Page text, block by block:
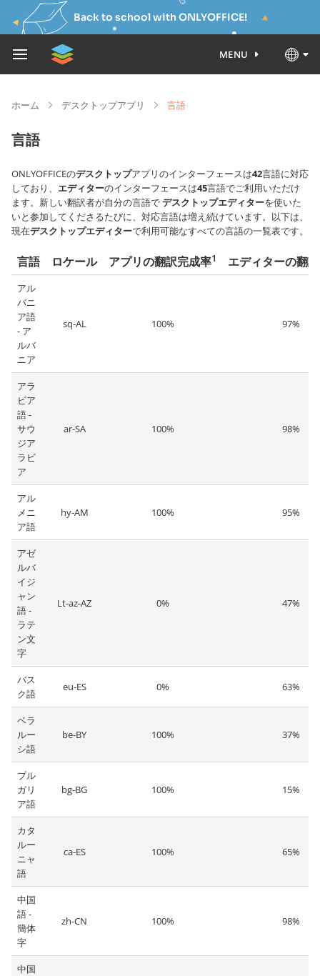
Back to school with ONLYOFFICE!
MENU
ホーム デスクトップアプリ 言語
言語
ONLYOFFICEのデスクトップアプリのインターフェースは42言語に対応
しており、 エディターのインターフェースは45言語でご利用いただけ
ます。新しい翻訳者が自分の言語でデスクトップエディターを使いた
いと参加してくださるたびに、対応言語は増え続けています。以下は、
現在デスクトップエディターで利用可能なすべての言語の一覧表です。
言語 ロケール アプリの翻訳完成率1 エディターの翻
アル
バニ
ア語
- ア
ルバ
ニア
sq-AL 100% 97%
アラ
ビア
語 -
サウ
ジア
ラビ
ア
ar-SA 100% 98%
アル
メニ
ア語
hy-AM 100% 95%
アゼ
ルバ
イジ
ャン
語 -
ラテ
ン文
字
Lt-az-AZ 0% 47%
バス
ク語
eu-ES 0% 63%
ベラ
ルー
シ語
be-BY 100% 37%
ブル
ガリ
ア語
bg-BG 100% 15%
カタ
ルー
ニャ
語
ca-ES 100% 65%
中国
語 -
簡体
字
zh-CN 100% 98%
中国